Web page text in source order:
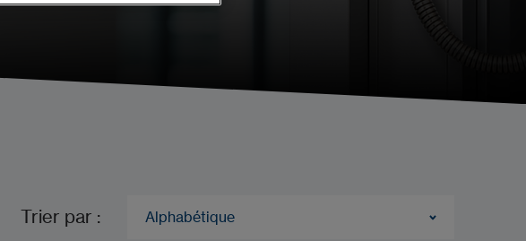
Trier par : Alphabétique